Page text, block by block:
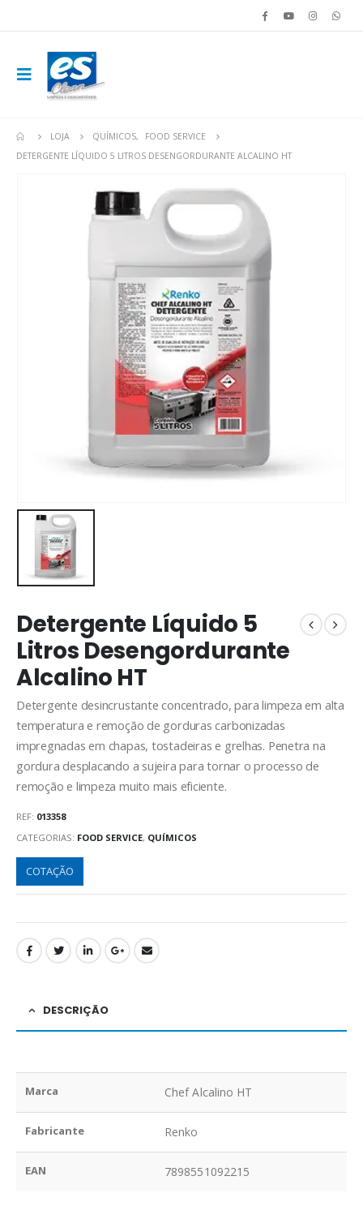
LOJA QUÍMICOS,
FOOD SERVICE
DETERGENTE LÍQUIDO 5 LITROS DESENGORDURANTE ALCALINO HT
Detergente Líquido 5
Litros Desengordurante
Alcalino HT
Detergente desincrustante concentrado, para limpeza em alta
temperatura e remoção de gorduras carbonizadas
impregnadas em chapas, tostadeiras e grelhas. Penetra na
gordura desplacando a sujeira para tornar o processo de
remoção e limpeza muito mais eficiente.
REF: 013358
CATEGORIAS: FOOD SERVICE, QUÍMICOS
COTAÇÃO
DESCRIÇÃO
Marca Chef Alcalino HT
Fabricante Renko
EAN 7898551092215